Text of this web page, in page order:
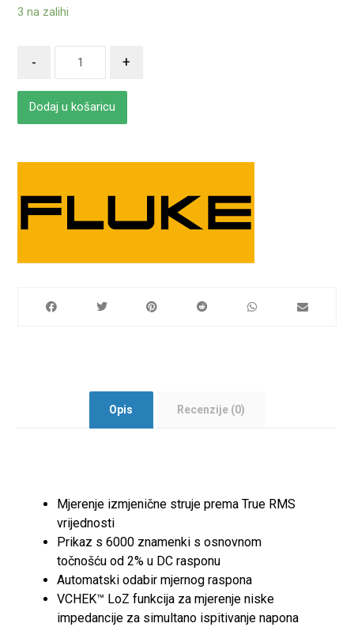
3 na zalihi
- +
Dodaj u košaricu
Opis Recenzije (0)
Mjerenje izmjenične struje prema True RMS
vrijednosti
Prikaz s 6000 znamenki s osnovnom
točnošću od 2% u DC rasponu
Automatski odabir mjernog raspona
VCHEK™ LoZ funkcija za mjerenje niske
impedancije za simultano ispitivanje napona